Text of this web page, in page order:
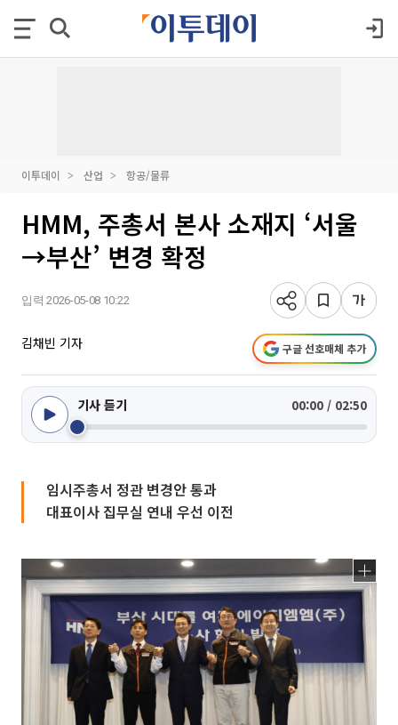
이투데이 산업 항공/물류
HMM, 주총서 본사 소재지 ‘서울
→부산’ 변경 확정
입력 2026-05-08 10:22
김채빈 기자 구글 선호매체 추가
기사 듣기 00:00 / 02:50
임시주총서 정관 변경안 통과
대표이사 집무실 연내 우선 이전